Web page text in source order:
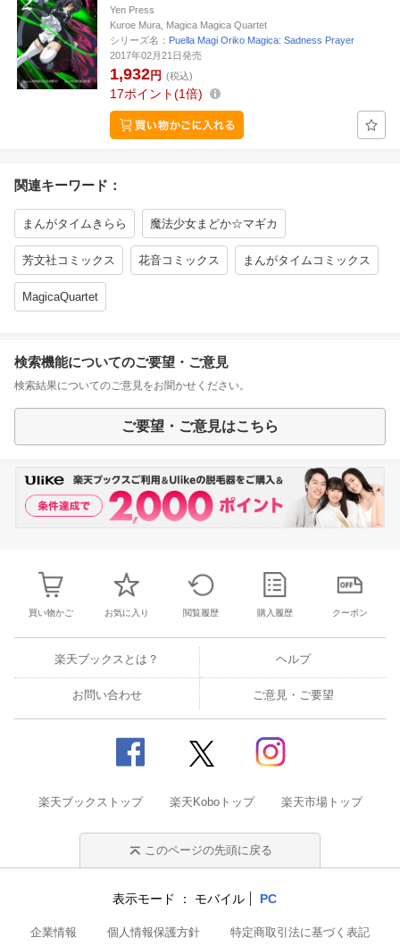
Yen Press
Kuroe Mura, Magica Magica Quartet
シリーズ名： Puella Magi Oriko Magica: Sadness Prayer
2017年02月21日発売
1,932円 (税込)
17ポイント 1倍
関連キーワード：
まんがタイムきらら 魔法少女まどか☆マギカ
芳文社コミックス 花音コミックス まんがタイムコミックス
MagicaQuartet
検索機能についてのご要望・ご意見
検索結果についてのご意見をお聞かせください。
ご要望・ご意見はこちら
買い物かご お気に入り 閲覧履歴 購入履歴 クーポン
楽天ブックスとは？ ヘルプ
お問い合わせ ご意見・ご要望
楽天ブックストップ 楽天Koboトップ 楽天市場トップ
このページの先頭に戻る
表示モード モバイル PC
企業情報 個人情報保護方針 特定商取引法に基づく表記